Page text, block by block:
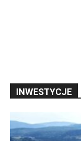
INWESTYCJE